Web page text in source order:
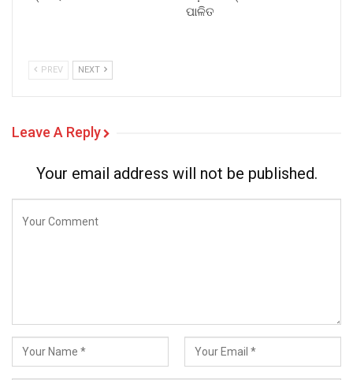
ପାଳିତ
PREV NEXT
Leave A Reply
Your email address will not be published.